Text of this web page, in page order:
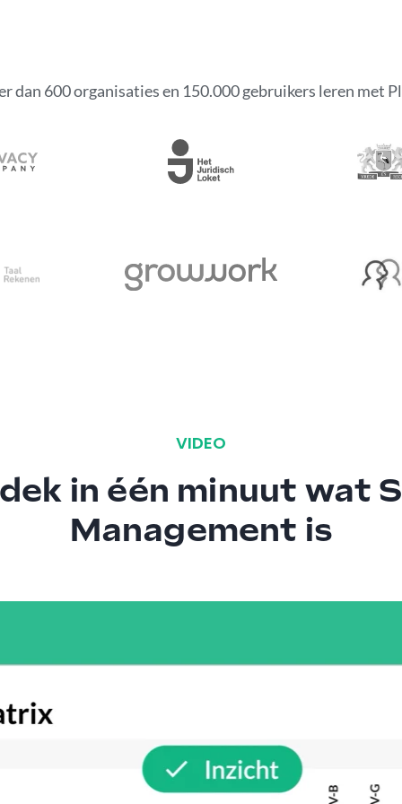
dan 600 organisaties en 150.000 gebruikers leren met
VIDEO
in één minuut wat
Management is